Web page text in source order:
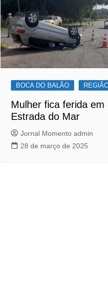
BOCA DO BALÃO
Mulher fica ferida em
Estrada do Mar
Jornal Momento admin
28 de março de 2025